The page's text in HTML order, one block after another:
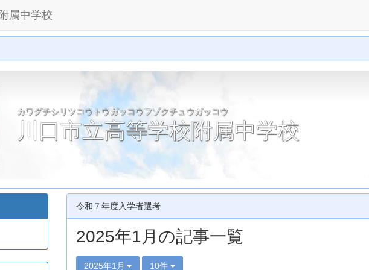
属中学校
カワグチシリツコウトウガッコウフゾクチュウガッコウ
川口市立高等学校附属中学校
令和７年度入学者選考
2025年1月の記事一覧
2025年1月 10件